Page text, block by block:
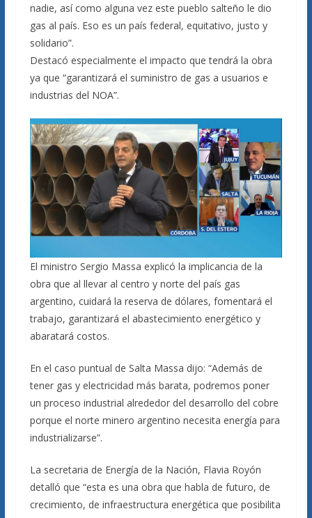
nadie, así como alguna vez este pueblo salteño le dio
gas al país. Eso es un país federal, equitativo, justo y
solidario”.
Destacó especialmente el impacto que tendrá la obra
ya que “garantizará el suministro de gas a usuarios e
industrias del NOA”.
El ministro Sergio Massa explicó la implicancia de la
obra que al llevar al centro y norte del país gas
argentino, cuidará la reserva de dólares, fomentará el
trabajo, garantizará el abastecimiento energético y
abaratará costos.
En el caso puntual de Salta Massa dijo: “Además de
tener gas y electricidad más barata, podremos poner
un proceso industrial alrededor del desarrollo del cobre
porque el norte minero argentino necesita energía para
industrializarse”.
La secretaria de Energía de la Nación, Flavia Royón
detalló que “esta es una obra que habla de futuro, de
crecimiento, de infraestructura energética que posibilita